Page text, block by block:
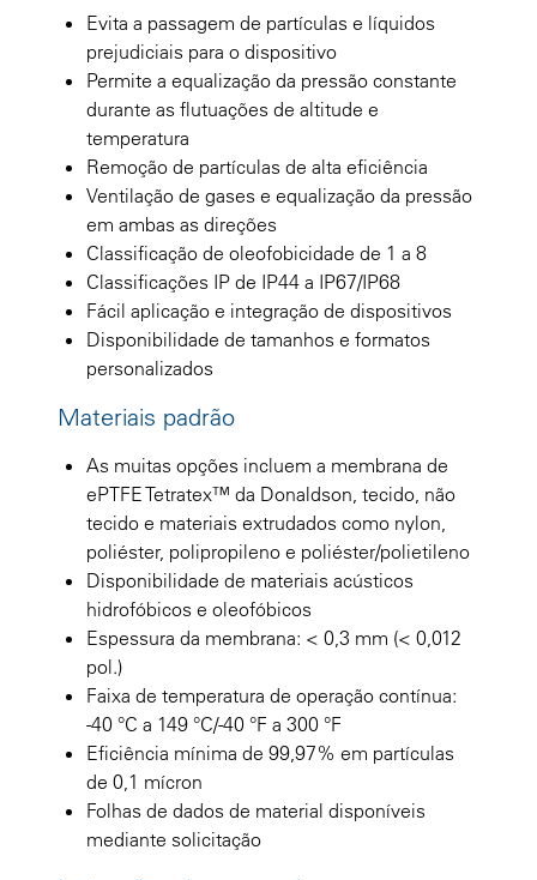
Evita a passagem de partículas e líquidos
prejudiciais para o dispositivo
Permite a equalização da pressão constante
durante as flutuações de altitude e
temperatura
Remoção de partículas de alta eficiência
Ventilação de gases e equalização da pressão
em ambas as direções
Classificação de oleofobicidade de 1 a 8
Classificações IP de IP44 a IP67/IP68
Fácil aplicação e integração de dispositivos
Disponibilidade de tamanhos e formatos
personalizados
Materiais padrão
As muitas opções incluem a membrana de
ePTFE Tetratex™ da Donaldson, tecido, não
tecido e materiais extrudados como nylon,
poliéster, polipropileno e poliéster/polietileno
Disponibilidade de materiais acústicos
hidrofóbicos e oleofóbicos
Espessura da membrana: < 0,3 mm (< 0,012
pol.)
Faixa de temperatura de operação contínua:
-40 °C a 149 °C/-40 °F a 300 °F
Eficiência mínima de 99,97% em partículas
de 0,1 mícron
Folhas de dados de material disponíveis
mediante solicitação